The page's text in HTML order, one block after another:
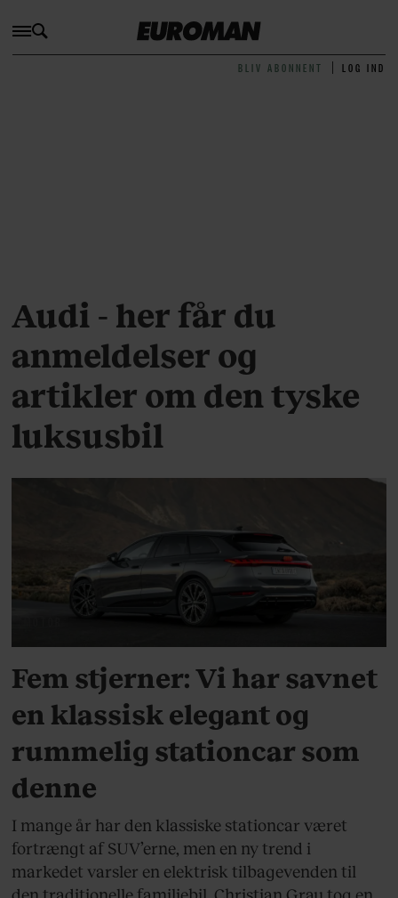
BLIV ABONNENT LOG IND
Audi - her får du
anmeldelser og
artikler om den tyske
luksusbil
Fem stjerner: Vi har savnet
en klassisk elegant og
rummelig stationcar som
denne
I mange år har den klassiske stationcar været
fortrængt af SUV’erne, men en ny trend i
markedet varsler en elektrisk tilbagevenden til
den traditionelle familiebil. Christian Grau tog en